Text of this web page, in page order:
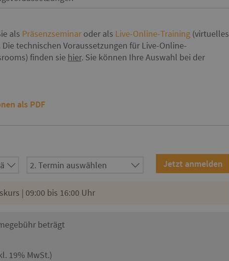
als Präsenzseminar oder als Live-Online-Training (virtuelles
technischen Voraussetzungen für Live-Online-
finden sie hier. Sie können Ihre Auswahl bei der
als PDF
| 09:00 bis 16:00 Uhr
beträgt
19% MwSt.)